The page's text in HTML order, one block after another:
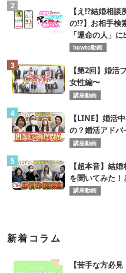
2
【え!?結婚相
の!?】お相手検
「運命の人」
howto動画
3
【第2回】婚
女性編〜
講座動画
4
【LINE】婚活
の？婚活アドバ
講座動画
5
【超本音】結
を聞いてみた！
講座動画
新着コラム
【苦手な方必